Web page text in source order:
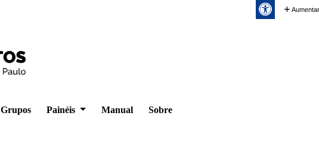
Grupos Painéis Manual Sobre